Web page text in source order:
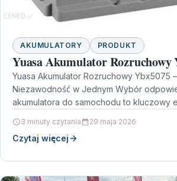
AKUMULATORY PRODUKT
Yuasa Akumulator Rozruchowy
Yuasa Akumulator Rozruchowy Ybx5075
Niezawodność w Jednym Wybór
akumulatora do samochodu to kluczowy
3 minuty czytania 29 maja 2026
Czytaj więcej